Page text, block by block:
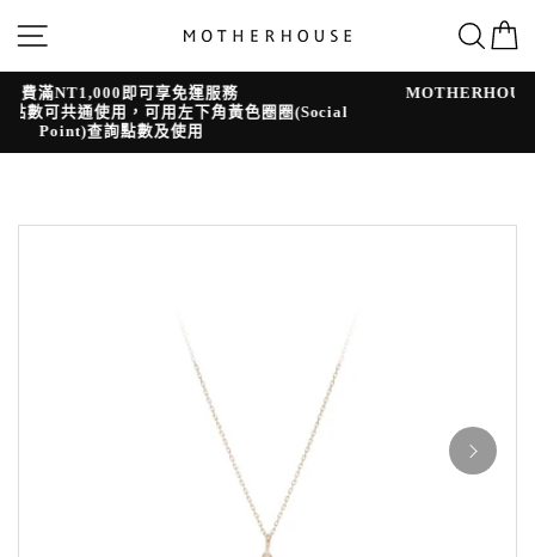
內
搜尋
MOTHERHOUSE為守護職人手作價值，全年無折扣活動